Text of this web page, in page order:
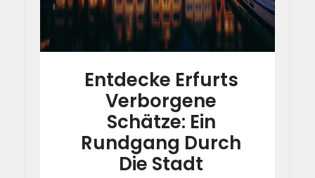
Entdecke Erfurts
Verborgene
Schätze: Ein
Rundgang Durch
Die Stadt